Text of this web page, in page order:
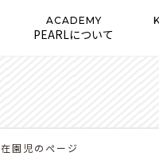
ACADEMY
PEARLについて
在園児のぺージ